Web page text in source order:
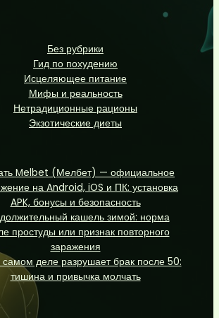
Без рубрики
Гид по похудению
Исцеляющее питание
Мифы и реальность
Нетрадиционные рационы
Экзотические диеты
Melbet (Мелбет) — официальное
на Android, iOS и ПК: установка
APK, бонусы и безопасность
кашель зимой: норма
простуды или признак повторного
заражения
самом деле разрушает брак после 50:
тишина и привычка молчать